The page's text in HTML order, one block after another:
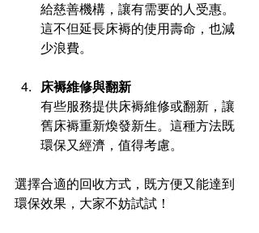
給慈善機構，讓有需要的人受惠。
這不但延長床褥的使用壽命，也減
少浪費。
床褥維修與翻新
有些服務提供床褥維修或翻新，讓
舊床褥重新煥發新生。這種方法既
環保又經濟，值得考慮。
選擇合適的回收方式，既方便又能達到
環保效果，大家不妨試試！